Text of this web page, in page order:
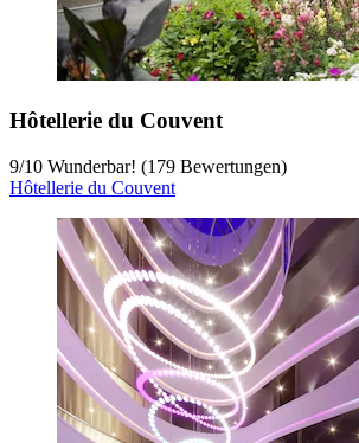
Hôtellerie du Couvent
9/10 Wunderbar! (179 Bewertungen)
Hôtellerie du Couvent